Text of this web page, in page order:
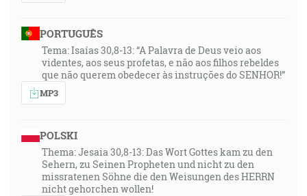
PORTUGUÊS
Tema: Isaías 30,8-13: “A Palavra de Deus veio aos
videntes, aos seus profetas, e não aos filhos rebeldes
que não querem obedecer às instruções do SENHOR!”
MP3
POLSKI
Thema: Jesaia 30,8-13: Das Wort Gottes kam zu den
Sehern, zu Seinen Propheten und nicht zu den
missratenen Söhne die den Weisungen des HERRN
nicht gehorchen wollen!